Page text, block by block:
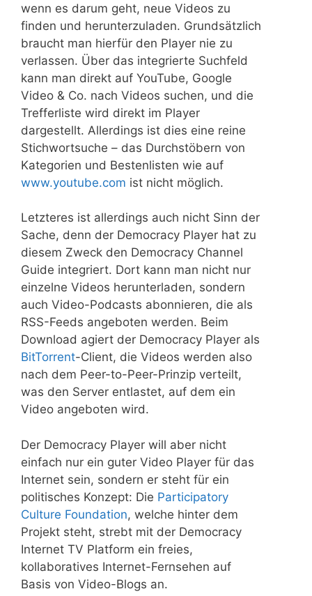
wenn es darum geht, neue Videos zu
finden und herunterzuladen. Grundsätzlich
braucht man hierfür den Player nie zu
verlassen. Über das integrierte Suchfeld
kann man direkt auf YouTube, Google
Video & Co. nach Videos suchen, und die
Trefferliste wird direkt im Player
dargestellt. Allerdings ist dies eine reine
Stichwortsuche – das Durchstöbern von
Kategorien und Bestenlisten wie auf
www.youtube.com ist nicht möglich.
Letzteres ist allerdings auch nicht Sinn der
Sache, denn der Democracy Player hat zu
diesem Zweck den Democracy Channel
Guide integriert. Dort kann man nicht nur
einzelne Videos herunterladen, sondern
auch Video-Podcasts abonnieren, die als
RSS-Feeds angeboten werden. Beim
Download agiert der Democracy Player als
BitTorrent-Client, die Videos werden also
nach dem Peer-to-Peer-Prinzip verteilt,
was den Server entlastet, auf dem ein
Video angeboten wird.
Der Democracy Player will aber nicht
einfach nur ein guter Video Player für das
Internet sein, sondern er steht für ein
politisches Konzept: Die Participatory
Culture Foundation, welche hinter dem
Projekt steht, strebt mit der Democracy
Internet TV Platform ein freies,
kollaboratives Internet-Fernsehen auf
Basis von Video-Blogs an.